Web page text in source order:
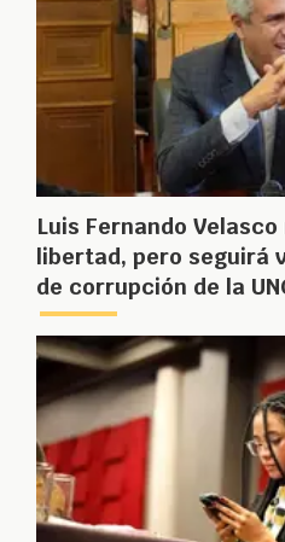
Luis Fernando
libertad, pero seguirá
de corrupción de la